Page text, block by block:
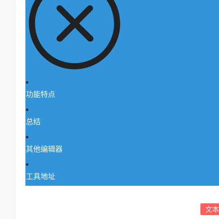
功能特点
总结
其他编辑器
工具地址
文